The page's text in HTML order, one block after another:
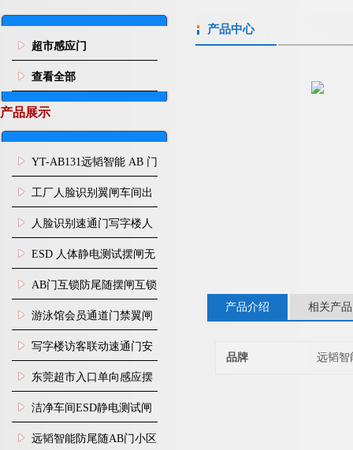
超市感应门
查看全部
产品展示
YT-AB131远韬智能 AB 门
闸机双通道互锁防尾随闸
机
工厂人脸识别翼闸车间出
入口人行通道门禁
人脸识别速通门写字楼人
行通道闸门禁设备
ESD 人体静电测试摆闸无
尘车间防静电闸机
AB门互锁防尾随摆闸互锁
闸机
游泳馆会员通道门禁翼闸
写字楼访客联动速通门安
装
东莞超市入口单向感应摆
闸安装
洁净车间ESD静电测试闸
机
远韬智能防尾随AB门小区
产品中心
产品介绍 相关产品
品牌 远韬智